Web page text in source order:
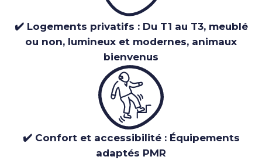
✔️ Logements privatifs : Du T1 au T3, meublé
ou non, lumineux et modernes, animaux
bienvenus
✔️ Confort et accessibilité : Équipements
adaptés PMR